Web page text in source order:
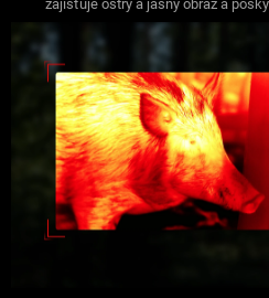
zajišťuje ostrý a jasný obraz a